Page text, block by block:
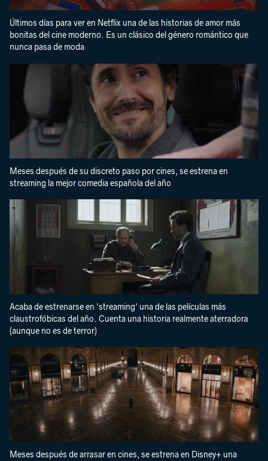
Últimos días para ver en Netflix una de las historias de amor más
bonitas del cine moderno. Es un clásico del género romántico que
nunca pasa de moda
Meses después de su discreto paso por cines, se estrena en
streaming la mejor comedia española del año
Acaba de estrenarse en 'streaming' una de las películas más
claustrofóbicas del año. Cuenta una historia realmente aterradora
(aunque no es de terror)
Meses después de arrasar en cines, se estrena en Disney+ una